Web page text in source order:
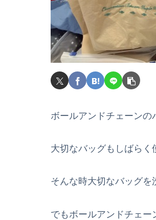
ボールアンドチェーンの
大切なバッグもしばらく
そんな時大切なバッグを
でもボールアンドチェー